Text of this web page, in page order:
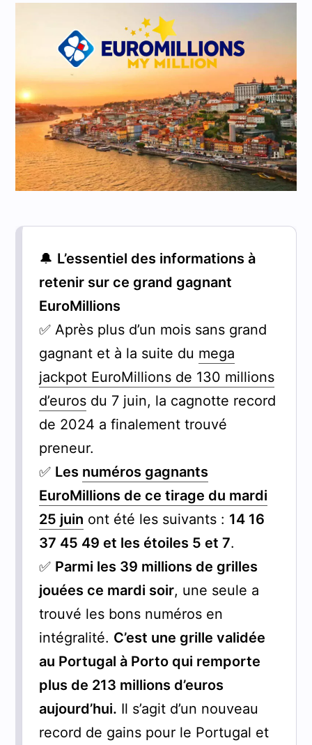
🔔 L’essentiel des informations à
retenir sur ce grand gagnant
EuroMillions
✅ Après plus d’un mois sans grand
gagnant et à la suite du mega
jackpot EuroMillions de 130 millions
d’eurosdu 7 juin, la cagnotte record
de 2024 a finalement trouvé
preneur.
✅ Les numéros gagnants
EuroMillions de ce tirage du mardi
25 juin ont été les suivants : 14 16
37 45 49 et les étoiles 5 et 7.
✅ Parmi les 39 millions de grilles
jouées ce mardi soir, une seule a
trouvé les bons numéros en
intégralité. C’est une grille validée
au Portugal à Porto qui remporte
plus de 213 millions d’euros
aujourd’hui. Il s’agit d’un nouveau
record de gains pour le Portugal et